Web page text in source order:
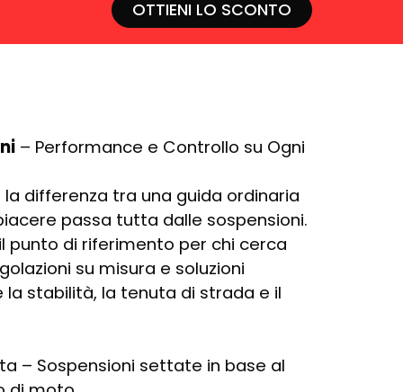
OTTIENI LO SCONTO
– Performance e Controllo su Ogni
differenza tra una guida ordinaria
passa tutta dalle sospensioni.
punto di riferimento per chi cerca
su misura e soluzioni
stabilità, la tenuta di strada e il
– Sospensioni settate in base al